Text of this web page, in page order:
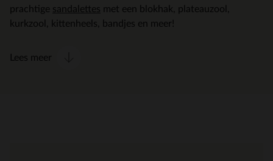
prachtige sandalettes met een blokhak, plateauzool,
kurkzool, kittenheels, bandjes en meer!
Lees meer